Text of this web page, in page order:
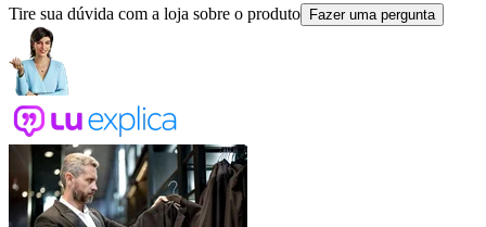
Tire sua dúvida com a loja sobre o produto Fazer uma pergunta